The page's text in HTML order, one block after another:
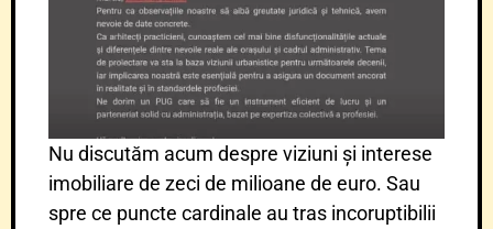
Nu discutăm acum despre viziuni și interese
imobiliare de zeci de milioane de euro. Sau
spre ce puncte cardinale au tras incoruptibilii